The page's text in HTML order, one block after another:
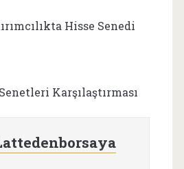
Hisse Senedi
Karşılaştırması